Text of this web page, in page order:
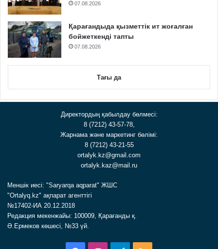
07.08.2026
Қарағандыда қызметтік ит жоғалған
бойжеткенді тапты
07.08.2026
Тағы да
Директордың қабылдау бөлмесі:
8 (7212) 43-57-78,
Жарнама және маркетинг бөлімі:
8 (7212) 43-21-55
ortalyk.kz@gmail.com
ortalyk.kaz@mail.ru
Меншік иесі: "Saryarqa aqparat" ЖШС
"Ortalyq.kz" ақпарат агенттігі
№17402-ИА 20.12.2018
Редакция мекенжайы: 100009, Қарағанды қ.
Ә.Ермеков көшесі, №33 үй.